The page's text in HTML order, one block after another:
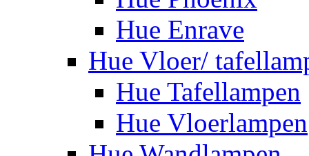
Hue Enrave
Hue Vloer/
Hue Tafellampen
Hue Vloerlampen